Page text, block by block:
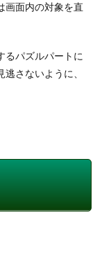
画面内の対象を直
るパズルパートに
さないように、